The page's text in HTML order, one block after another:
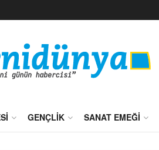
GENÇLIK SANAT EMEĞI